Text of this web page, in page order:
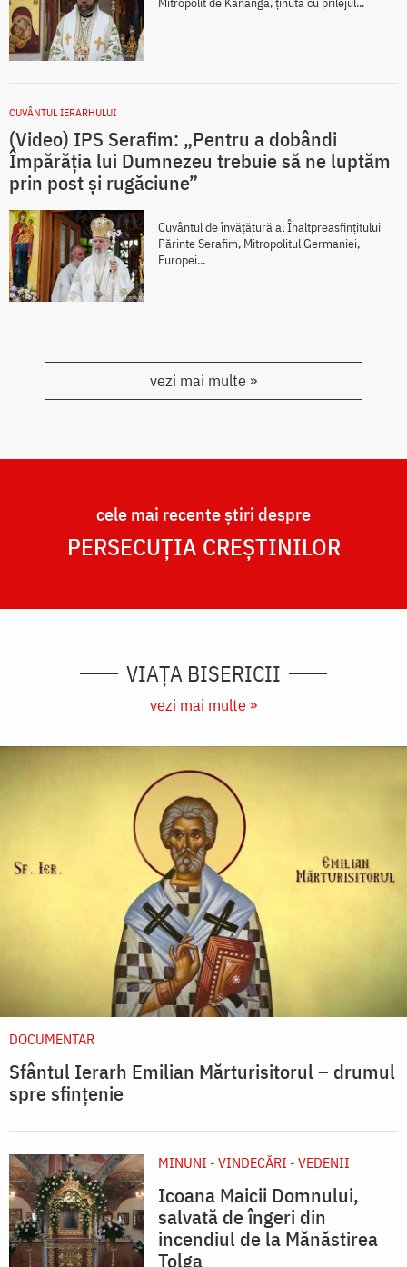
CUVÂNTUL IERARHULUI
(Video) IPS Serafim: „Pentru a dobândi
Împărăția lui Dumnezeu trebuie să ne luptăm
prin post și rugăciune”
Cuvântul de învățătură al Înaltpreasfințitului
Părinte Serafim, Mitropolitul Germaniei,
Europei...
vezi mai multe »
cele mai recente știri despre
PERSECUȚIA CREȘTINILOR
VIAȚA BISERICII
vezi mai multe »
DOCUMENTAR
Sfântul Ierarh Emilian Mărturisitorul – drumul
spre sfințenie
MINUNI - VINDECĂRI - VEDENII
Icoana Maicii Domnului,
salvată de îngeri din
incendiul de la Mănăstirea
Tolga